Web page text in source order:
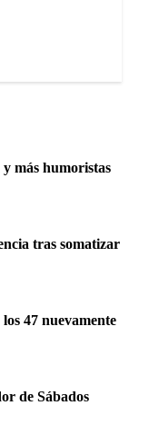
más humoristas
tras somatizar
47 nuevamente
de Sábados